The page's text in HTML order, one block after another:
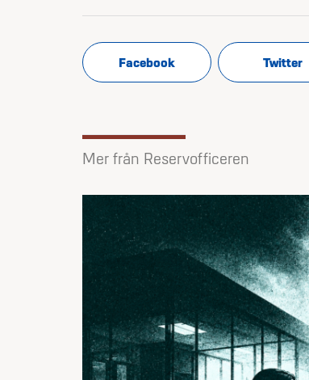
Facebook Twitter
Mer från Reservofficeren